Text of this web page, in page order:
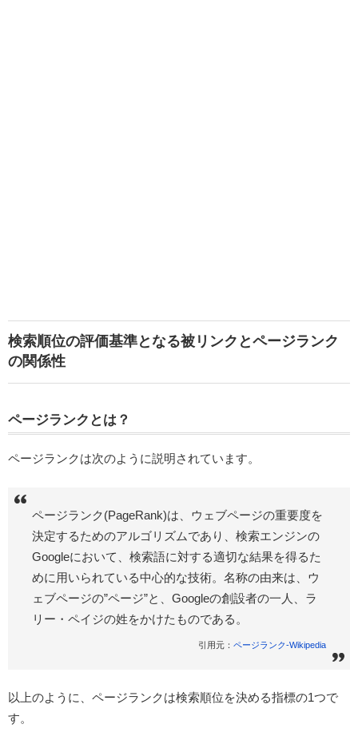
検索順位の評価基準となる被リンクとページランク
の関係性
ページランクとは？
ページランクは次のように説明されています。
ページランク(PageRank)は、ウェブページの重要度を
決定するためのアルゴリズムであり、検索エンジンの
Googleにおいて、検索語に対する適切な結果を得るた
めに用いられている中心的な技術。名称の由来は、ウ
ェブページの”ページ”と、Googleの創設者の一人、ラ
リー・ペイジの姓をかけたものである。
引用元： ページランク-Wikipedia
以上のように、ページランクは検索順位を決める指標の1つで
す。